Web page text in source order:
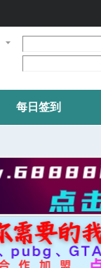
每日签到